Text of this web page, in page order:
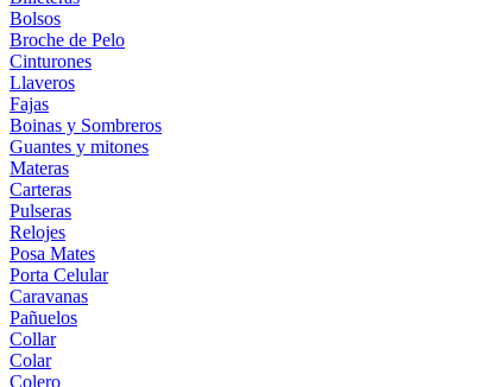
Bolsos
Broche de Pelo
Cinturones
Llaveros
Fajas
Boinas y Sombreros
Guantes y mitones
Materas
Carteras
Pulseras
Relojes
Posa Mates
Porta Celular
Caravanas
Pañuelos
Collar
Colar
Colero